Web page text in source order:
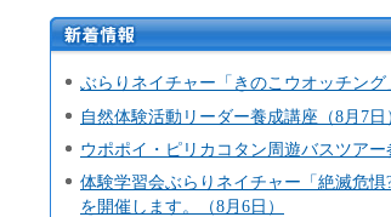
新着情
報 ぶらりネイチャー「きのこウオッチン
自然体験活動リーダー養成講座（8月7日
ウポポイ・ピリカコタン周遊バスツアー
体験学習会ぶらりネイチャー「絶滅危
を開催します。（8月6日）